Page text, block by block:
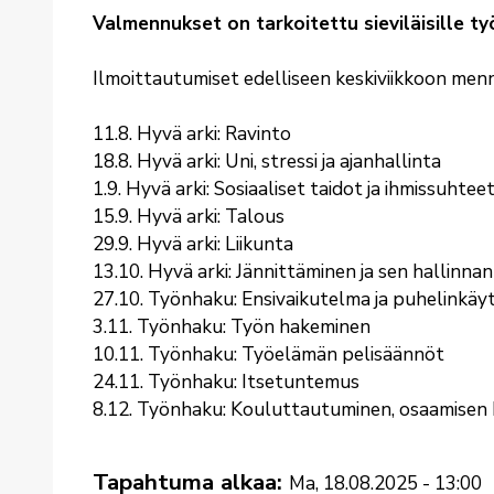
Valmennukset on tarkoitettu sieviläisille
Ilmoittautumiset edelliseen keskiviikkoon
11.8. Hyvä arki: Ravinto
18.8. Hyvä arki: Uni, stressi ja ajanhallinta
1.9. Hyvä arki: Sosiaaliset taidot ja ihmissuhteet
15.9. Hyvä arki: Talous
29.9. Hyvä arki: Liikunta
13.10. Hyvä arki: Jännittäminen ja sen
27.10. Työnhaku: Ensivaikutelma ja
3.11. Työnhaku: Työn hakeminen
10.11. Työnhaku: Työelämän pelisäännöt
24.11. Työnhaku: Itsetuntemus
8.12. Työnhaku: Kouluttautuminen,
Tapahtuma alkaa Ma, 18.08.2025 - 13:00